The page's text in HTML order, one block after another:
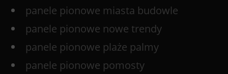
panele pionowe miasta budowle
panele pionowe nowe trendy
panele pionowe plaże palmy
panele pionowe pomosty